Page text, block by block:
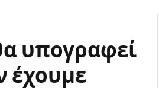
υπογραφεί
έχουμε